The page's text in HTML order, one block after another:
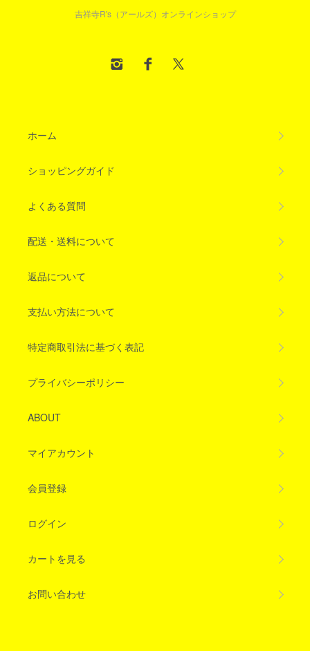
吉祥寺R's（アールズ）オンラインショップ
ホーム
ショッピングガイド
よくある質問
配送・送料について
返品について
支払い方法について
特定商取引法に基づく表記
プライバシーポリシー
ABOUT
マイアカウント
会員登録
ログイン
カートを見る
お問い合わせ